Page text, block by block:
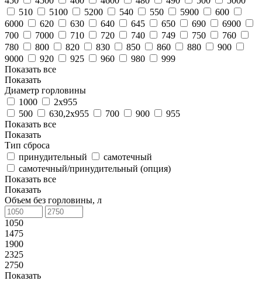
510
5100 5200 540 550 5900
600
6000
620 630 640 645 650 690
6900
700
7000 710 720 740 749 750
760
780
800 820 830 850 860 880
900
9000
920 925 960 980
999
Показать все
Показать
Диаметр горловины
1000
2х955
500
630,2х955 700 900
955
Показать все
Показать
Тип сброса
принудительный
самотечный
самотечный/принудительный (опция)
Показать все
Показать
Объем без горловины, л
1050
1475
1900
2325
2750
Показать